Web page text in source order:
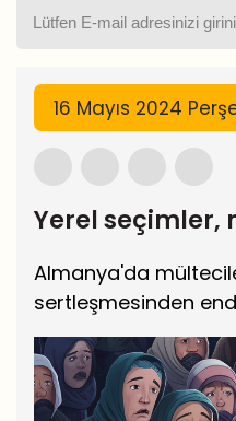
16 Mayıs 2024
Yerel
Almanya'da
sertleşmesinden